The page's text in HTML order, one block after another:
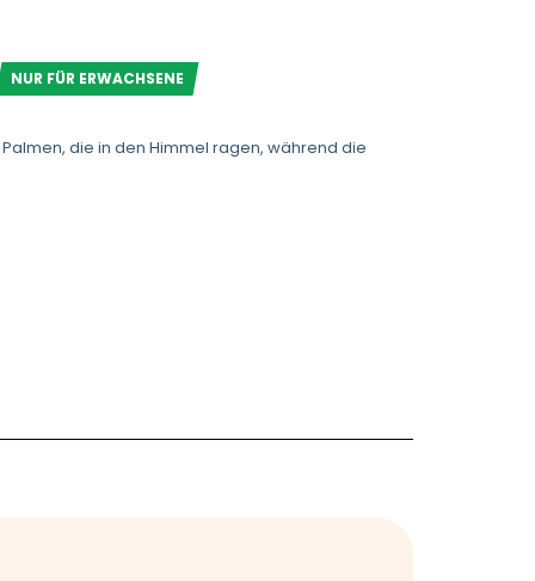
NUR FÜR ERWACHSENE
die in den Himmel ragen, während die